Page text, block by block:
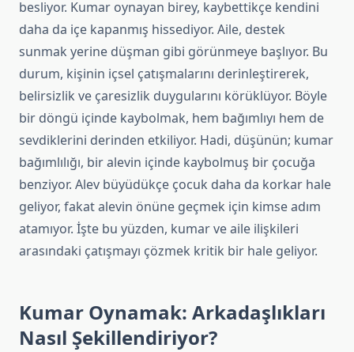
besliyor. Kumar oynayan birey, kaybettikçe kendini
daha da içe kapanmış hissediyor. Aile, destek
sunmak yerine düşman gibi görünmeye başlıyor. Bu
durum, kişinin içsel çatışmalarını derinleştirerek,
belirsizlik ve çaresizlik duygularını körüklüyor. Böyle
bir döngü içinde kaybolmak, hem bağımlıyı hem de
sevdiklerini derinden etkiliyor. Hadi, düşünün; kumar
bağımlılığı, bir alevin içinde kaybolmuş bir çocuğa
benziyor. Alev büyüdükçe çocuk daha da korkar hale
geliyor, fakat alevin önüne geçmek için kimse adım
atamıyor. İşte bu yüzden, kumar ve aile ilişkileri
arasındaki çatışmayı çözmek kritik bir hale geliyor.
Kumar Oynamak: Arkadaşlıkları
Nasıl Şekillendiriyor?